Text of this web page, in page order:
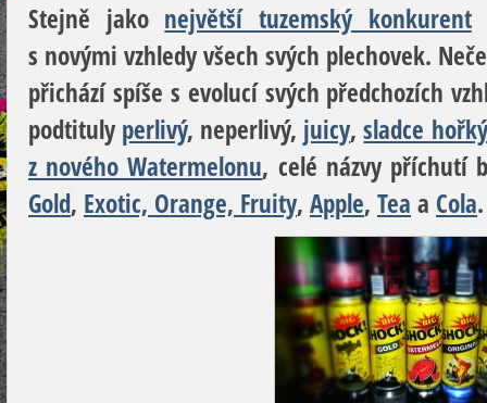
Stejně jako největší tuzemský konkurent
s novými vzhledy všech svých plechovek.
přichází spíše s evolucí svých předchozích
podtituly perlivý, neperlivý, juicy,sladce hořký
z nového Watermelonu, celé názvy
Gold, Exotic, Orange, Fruity, Apple, Tea a Cola.